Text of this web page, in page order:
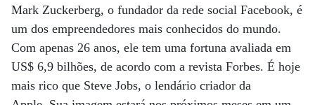
Mark Zuckerberg, o fundador da rede social Facebook, é
um dos empreendedores mais conhecidos do mundo.
Com apenas 26 anos, ele tem uma fortuna avaliada em
US$ 6,9 bilhões, de acordo com a revista Forbes. É hoje
mais rico que Steve Jobs, o lendário criador da